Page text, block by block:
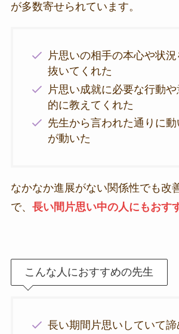
が多数寄せられています。
片思いの相手の本心や状
抜いてくれた
片思い成就に必要な行動
的に教えてくれた
先生から言われた通りに
が動いた
なかなか進展がない関係性でも改
で、 長い間片思い中の人にもおす
こんな人におすすめの先生
長い期間片思いしていて